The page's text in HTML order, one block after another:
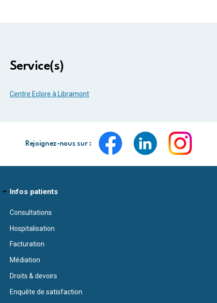
Service(s)
Centre Eclore à Libramont
Rejoignez-nous sur :
Infos patients
Consultations
Hospitalisation
Facturation
Médiation
Droits & devoirs
Enquête de satisfaction